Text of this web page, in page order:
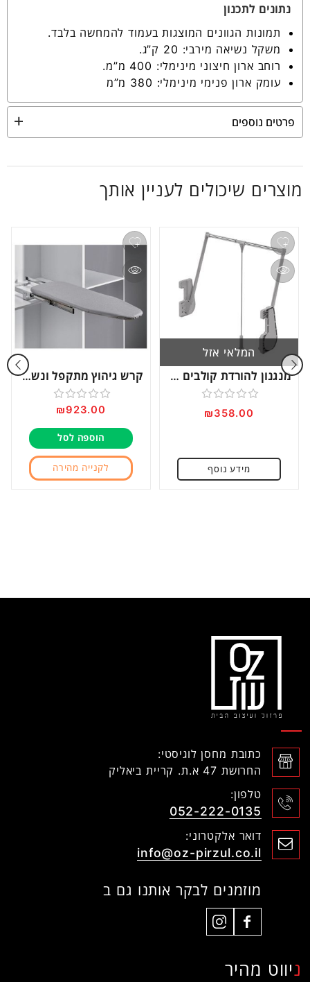
נתונים לתכנון
תמונות הגוונים המוצגות בעמוד להמחשה בלבד.
משקל נשיאה מירבי: 20 ק”ג.
רוחב ארון חיצוני מינימלי: 400 מ”מ.
עומק ארון פנימי מינימלי: 380 מ”מ
פרטים נוספים
מוצרים שיכולים לעניין אותך
המלאי אזל
מנגנון להורדת קולבים 15 ק”ג 85-115 ס”מ דגם S-6014
דורג
5
₪358.00
מידע נוסף
קרש גיהוץ מתקפל ונשלף מארון דגם ASSB
דורג
0
5
₪923.00
הוספה לסל
לקנייה מהירה
כתובת מחסן לוגיסטי:
החרושת 47 א.ת. קריית ביאליק
טלפון:
052-222-0135
דואר אלקטרוני:
info@oz-pirzul.co.il
מוזמנים לבקר אותנו גם ב
ניווט מהיר